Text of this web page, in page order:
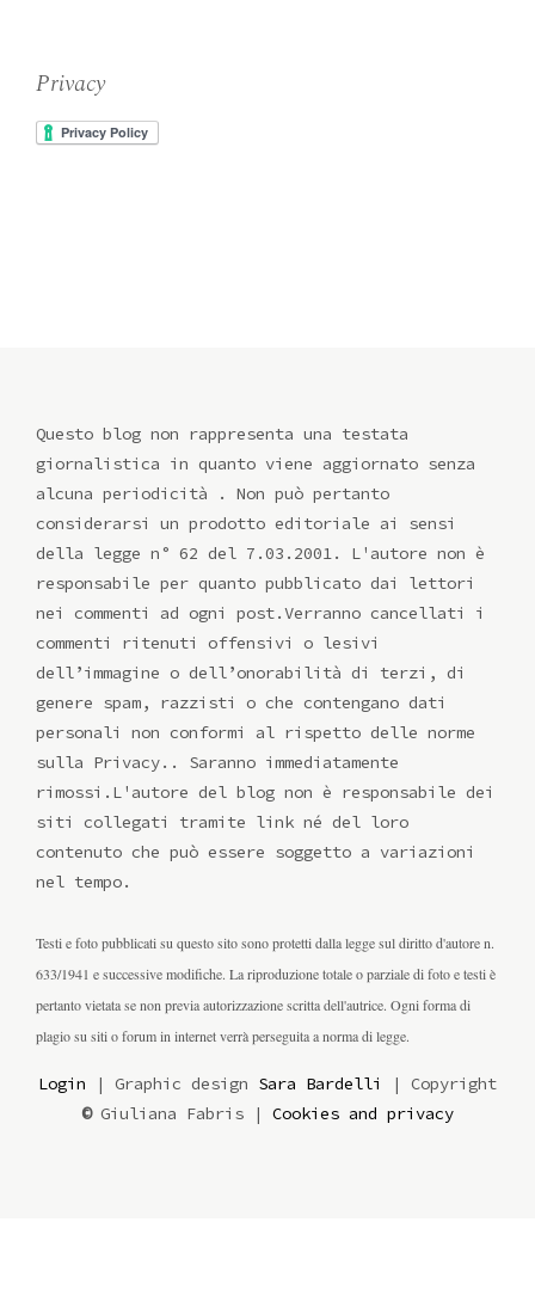
Privacy
Questo blog non rappresenta una testata
giornalistica in quanto viene aggiornato senza
alcuna periodicità . Non può pertanto
considerarsi un prodotto editoriale ai sensi
della legge n° 62 del 7.03.2001. L'autore non è
responsabile per quanto pubblicato dai lettori
nei commenti ad ogni post.Verranno cancellati i
commenti ritenuti offensivi o lesivi
dell’immagine o dell’onorabilità di terzi, di
genere spam, razzisti o che contengano dati
personali non conformi al rispetto delle norme
sulla Privacy.. Saranno immediatamente
rimossi.L'autore del blog non è responsabile dei
siti collegati tramite link né del loro
contenuto che può essere soggetto a variazioni
nel tempo.
Testi e foto pubblicati su questo sito sono protetti dalla legge sul diritto d'autore n.
633/1941 e successive modifiche. La riproduzione totale o parziale di foto e testi è
pertanto vietata se non previa autorizzazione scritta dell'autrice. Ogni forma di
plagio su siti o forum in internet verrà perseguita a norma di legge.
Login | Graphic design Sara Bardelli
| Copyright
© Giuliana Fabris | Cookies and privacy